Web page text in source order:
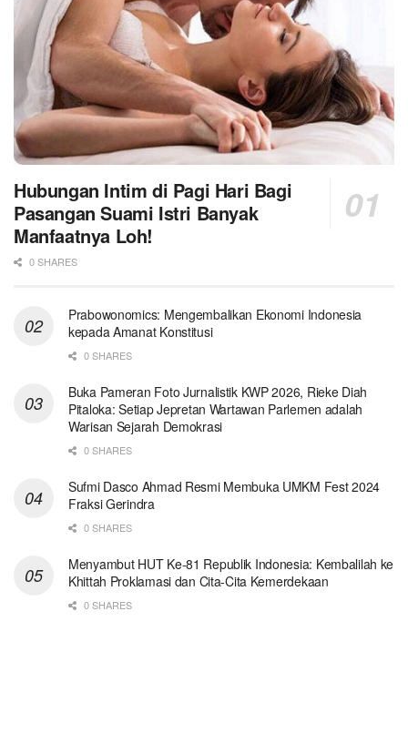
Hubungan Intim di Pagi Hari Bagi
Pasangan Suami Istri Banyak
Manfaatnya Loh!
0 SHARES
Prabowonomics: Mengembalikan Ekonomi Indonesia
kepada Amanat Konstitusi
0 SHARES
Buka Pameran Foto Jurnalistik KWP 2026, Rieke Diah
Pitaloka: Setiap Jepretan Wartawan Parlemen adalah
Warisan Sejarah Demokrasi
0 SHARES
Sufmi Dasco Ahmad Resmi Membuka UMKM Fest 2024
Fraksi Gerindra
0 SHARES
Menyambut HUT Ke-81 Republik Indonesia: Kembalilah ke
Khittah Proklamasi dan Cita-Cita Kemerdekaan
0 SHARES